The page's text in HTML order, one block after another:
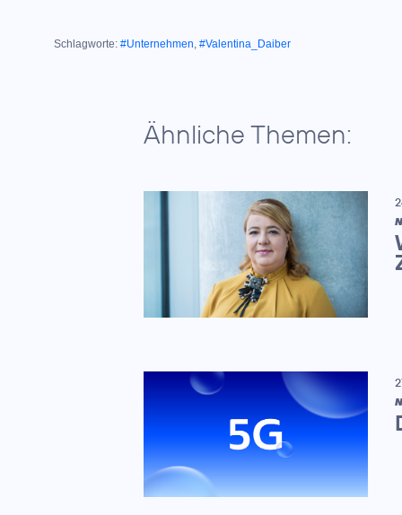
Schlagworte: #Unternehmen, #Valentina_Daiber
Ähnliche Themen: